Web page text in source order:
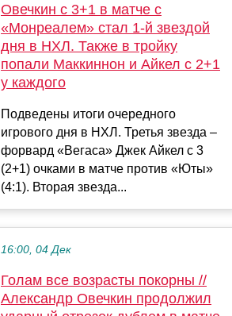
Овечкин с 3+1 в матче с
«Монреалем» стал 1-й звездой
дня в НХЛ. Также в тройку
попали Маккиннон и Айкел с 2+1
у каждого
Подведены итоги очередного
игрового дня в НХЛ. Третья звезда –
форвард «Вегаса» Джек Айкел с 3
(2+1) очками в матче против «Юты»
(4:1). Вторая звезда...
16:00, 04 Дек
Голам все возрасты покорны //
Александр Овечкин продолжил